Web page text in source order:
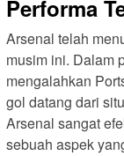
Performa
Arsenal telah
musim ini. Dalam
mengalahkan
gol datang dari
Arsenal sangat
sebuah aspek